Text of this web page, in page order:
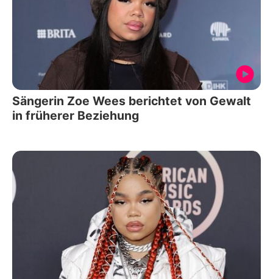
Sängerin Zoe Wees berichtet von Gewalt
in früherer Beziehung